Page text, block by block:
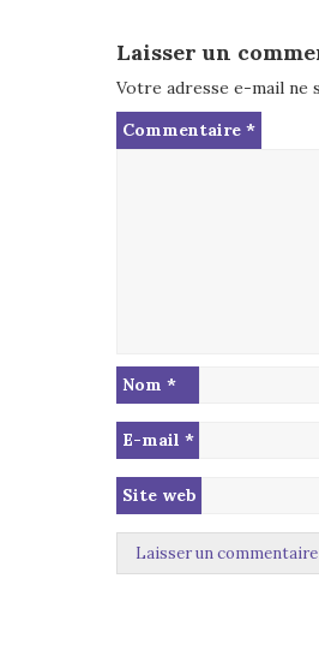
Laisser un
Votre adresse e-mail ne
Commentaire *
Nom *
E-mail *
Site web